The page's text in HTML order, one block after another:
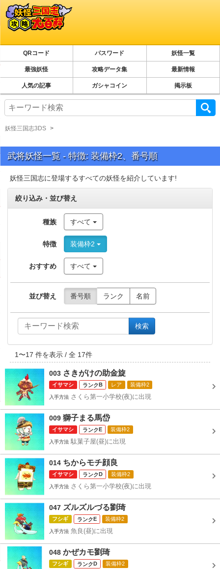
QRコード パスワード 妖怪一覧
最強妖怪 攻略データ集 最新情報
人気の記事 ガシャコイン 掲示板
妖怪三国志3DS
武将妖怪一覧 - 特徴: 装備枠2、番号順
妖怪三国志に登場するすべての妖怪を紹介しています!
絞り込み・並び替え
種族 すべて
特徴 装備枠2
おすすめ すべて
並び替え 番号順 ランク 名前
検索
1 〜17 件を表示 / 全 17件
003 さきがけの助金旋
イサマシ B レア 装備枠2
入手方法 さくら第一小学校(夜)に出現
009 獅子まる馬岱
イサマシ E 装備枠2
入手方法 駄菓子屋(昼)に出現
014 ちからモチ顔良
イサマシ D 装備枠2
入手方法 さくら第一小学校(夜)に出現
047 ズルズルづる劉琦
フシギ E 装備枠2
入手方法 魚良(昼)に出現
048 かぜカモ劉琦
フシギ D 装備枠2